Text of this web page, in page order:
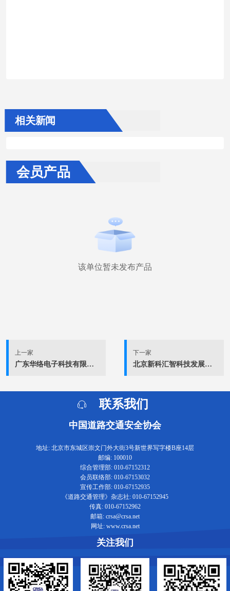
相关新闻
会员产品
该单位暂未发布产品
上一家
广东华络电子科技有限公司
下一家
北京新科汇智科技发展有限公司
联系我们
中国道路交通安全协会
地址: 北京市东城区崇文门外大街3号新世界写字楼B座14层
邮编: 100010
综合管理部: 010-67152312
会员联络部: 010-67153032
宣传工作部: 010-67152935
《道路交通管理》杂志社: 010-67152945
传真: 010-67152962
邮箱: crsa@crsa.net
网址: www.crsa.net
关注我们